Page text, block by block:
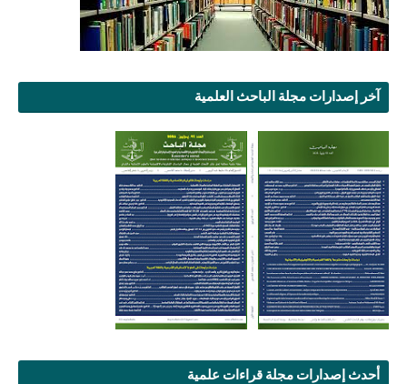
آخر إصدارات مجلة الباحث العلمية
أحدث إصدارات مجلة قراءات علمية